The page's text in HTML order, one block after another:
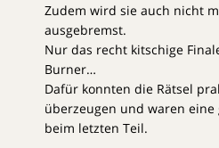
Zudem wird sie auch nicht
ausgebremst.
Nur das recht kitschige
Burner…
Dafür konnten die Rätsel
überzeugen und waren eine
beim letzten Teil.